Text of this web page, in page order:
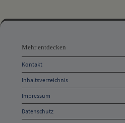
entdecken,
Öffnungszeiten
und
Anschrift
Kontakt
Mehr entdecken
Kontakt
Inhaltsverzeichnis
Impressum
Datenschutz